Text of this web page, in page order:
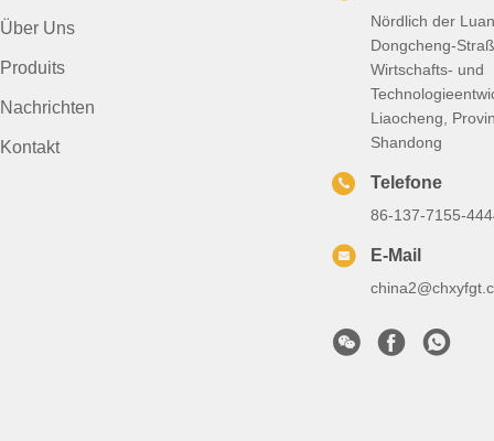
Über Uns
Produits
Nachrichten
Kontakt
Nördlich der
Dongcheng-
Wirtschafts- und
Liaocheng,
Shandong
Telefone
86-137-7155-
E-Mail